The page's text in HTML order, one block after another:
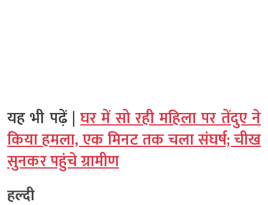
यह भी पढ़ें |घर में सो रही महिला पर तेंदुए ने
किया हमला, एक मिनट तक चला संघर्ष; चीख
सुनकर पहुंचे ग्रामीण
हल्दी